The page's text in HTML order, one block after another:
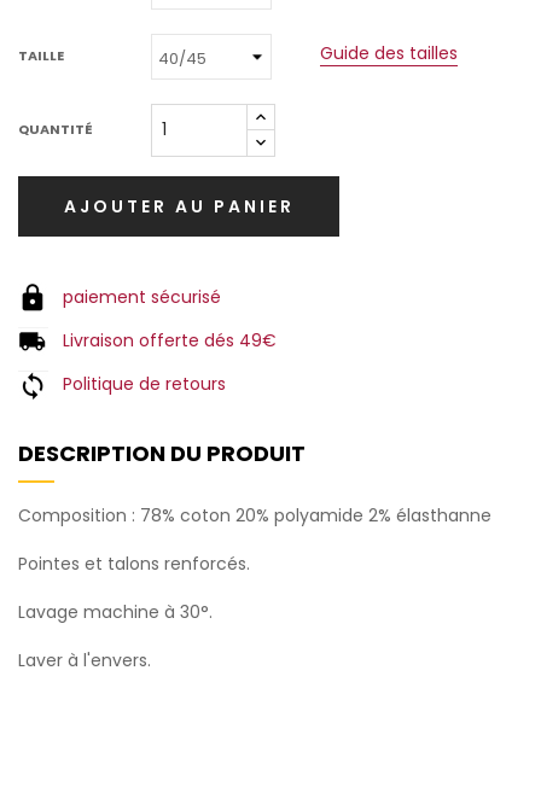
TAILLE Guide des tailles
QUANTITÉ
AJOUTER AU PANIER
paiement sécurisé
Livraison offerte dés 49€
Politique de retours
DESCRIPTION DU PRODUIT
Composition : 78% coton 20% polyamide 2% élasthanne
Pointes et talons renforcés.
Lavage machine à 30°.
Laver à l'envers.